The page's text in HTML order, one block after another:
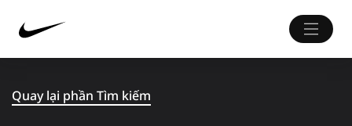
Quay lại phần Tìm kiếm